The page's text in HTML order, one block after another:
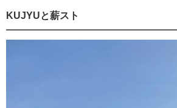
KUJYUと薪スト